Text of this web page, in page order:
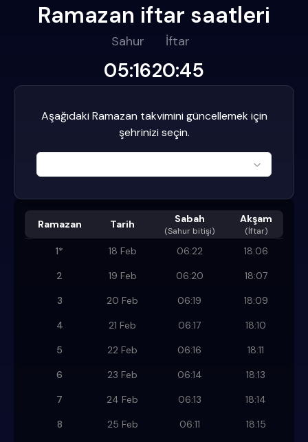
Ramazan iftar saatleri
Sahur
05:16
İftar
20:45
Aşağıdaki Ramazan takvimini güncellemek için
şehrinizi seçin.
Ramazan Tarih Sabah
(Sahur bitişi)
Akşam
(İftar)
1* 18 Feb 06:22
18:06
2
19 Feb 06:20
18:07
3
20 Feb 06:19
18:09
4
21 Feb 06:17
18:10
5
22 Feb 06:16
18:11
6
23 Feb 06:14
18:13
7
24 Feb 06:13
18:14
8
25 Feb 06:11
18:15